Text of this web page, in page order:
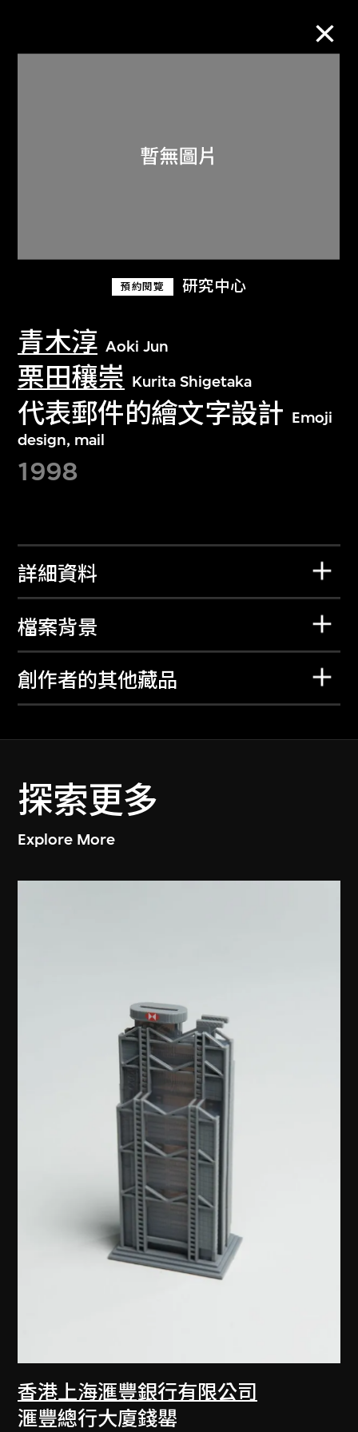
預約閱覽 研究中心
青木淳 Aoki Jun
栗田穰崇 Kurita Shigetaka
代表郵件的繪文字設計 Emoji
design, mail
1998
詳細資料
檔案背景
創作者的其他藏品
探索更多
Explore More
香港上海滙豐銀行有限公司
滙豐總行大廈錢罌
關於M+藏品
探索世界頂級的二十及二十一世紀視覺
文化藏品。